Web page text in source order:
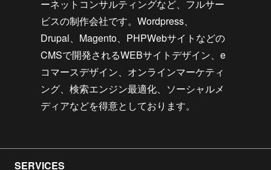
ーネットコンサルティングなど、フルサー
ビスの制作会社です。Wordpress、
Drupal、Magento、PHPWebサイトなどの
CMSで開発されるWEBサイトデザイン、e
コマースデザイン、オンラインマーケティ
ング、検索エンジン最適化、ソーシャルメ
ディアなどを得意としております。
SERVICES